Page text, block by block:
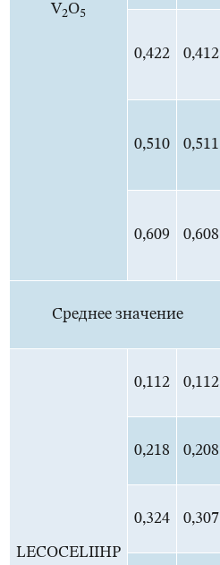
V2O5
0,422 0,412
0,510 0,511
0,609 0,608
Среднее значение
LECOCELIIHP
0,112 0,112
0,218 0,208
0,324 0,307